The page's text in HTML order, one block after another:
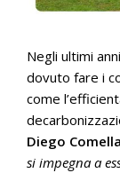
Negli ultimi
dovuto fare i
come
Diego Comella
si impegna a